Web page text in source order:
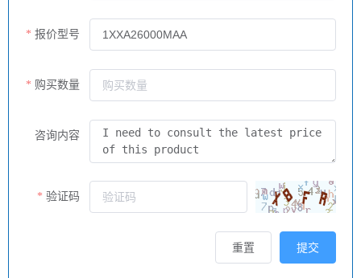
报价型号
购买数量
咨询内容
验证码
提交
重置